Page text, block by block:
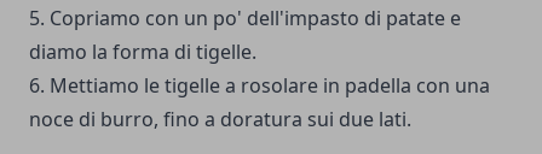
5. Copriamo con un po' dell'impasto di patate e
diamo la forma di tigelle.
6. Mettiamo le tigelle a rosolare in padella con una
noce di burro, fino a doratura sui due lati.